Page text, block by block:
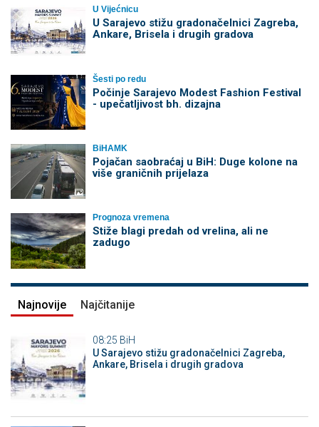
U Vijećnicu
U Sarajevo stižu gradonačelnici Zagreba,
Ankare, Brisela i drugih gradova
Šesti po redu
Počinje Sarajevo Modest Fashion Festival
- upečatljivost bh. dizajna
BiHAMK
Pojačan saobraćaj u BiH: Duge kolone na
više graničnih prijelaza
Prognoza vremena
Stiže blagi predah od vrelina, ali ne
zadugo
Najnovije Najčitanije
08:25 BiH
U Sarajevo stižu gradonačelnici Zagreba,
Ankare, Brisela i drugih gradova